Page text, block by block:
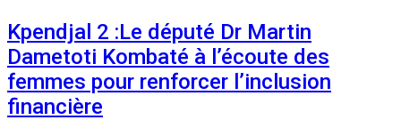
Kpendjal 2 :Le député Dr Martin
Dametoti Kombaté à l’écoute des
femmes pour renforcer l’inclusion
financière